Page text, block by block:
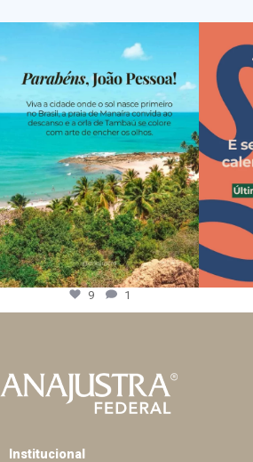
9 1
Institucional